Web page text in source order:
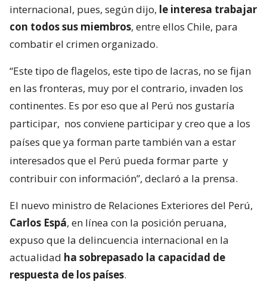
internacional, pues, según dijo, le interesa trabajar
con todos sus miembros, entre ellos Chile, para
combatir el crimen organizado.
“Este tipo de flagelos, este tipo de lacras, no se fijan
en las fronteras, muy por el contrario, invaden los
continentes. Es por eso que al Perú nos gustaría
participar, nos conviene participar y creo que a los
países que ya forman parte también van a estar
interesados que el Perú pueda formar parte y
contribuir con información”, declaró a la prensa.
El nuevo ministro de Relaciones Exteriores del Perú,
Carlos Espá, en línea con la posición peruana,
expuso que la delincuencia internacional en la
actualidad ha sobrepasado la capacidad de
respuesta de los países.